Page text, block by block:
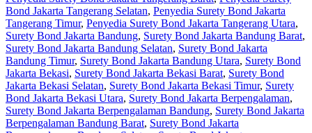
Bond Jakarta Tangerang Selatan, Penyedia Surety Bond Jakarta
Tangerang Timur, Penyedia Surety Bond Jakarta Tangerang Utara,
Surety Bond Jakarta Bandung, Surety Bond Jakarta Bandung Barat,
Surety Bond Jakarta Bandung Selatan, Surety Bond Jakarta
Bandung Timur, Surety Bond Jakarta Bandung Utara, Surety Bond
Jakarta Bekasi, Surety Bond Jakarta Bekasi Barat, Surety Bond
Jakarta Bekasi Selatan, Surety Bond Jakarta Bekasi Timur, Surety
Bond Jakarta Bekasi Utara, Surety Bond Jakarta Berpengalaman,
Surety Bond Jakarta Berpengalaman Bandung, Surety Bond Jakarta
Berpengalaman Bandung Barat, Surety Bond Jakarta